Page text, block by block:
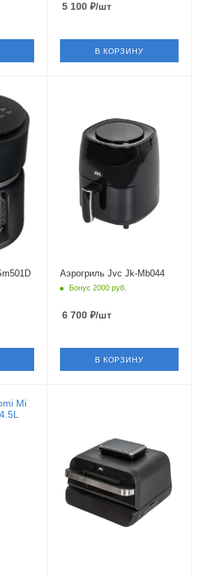
5 100₽/шт
В КОРЗИНУ
Аэрогриль Jvc Jk-Mb044
Бонус 2000 руб.
6 700₽/шт
В КОРЗИНУ